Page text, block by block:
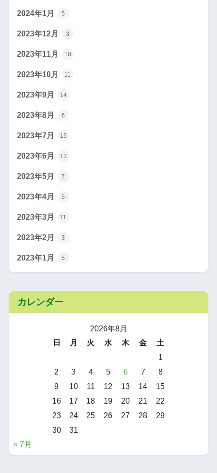
2024年1月 5
2023年12月 3
2023年11月 10
2023年10月 11
2023年9月 14
2023年8月 6
2023年7月 15
2023年6月 13
2023年5月 7
2023年4月 5
2023年3月 11
2023年2月 3
2023年1月 5
カレンダー
2026年8月
日
月 火 水 木 金
土
1
2
3 4 5 6 7
8
9
10 11 12 13 14
15
16
17 18 19 20 21
22
23
24 25 26 27 28
29
30
31
« 7月